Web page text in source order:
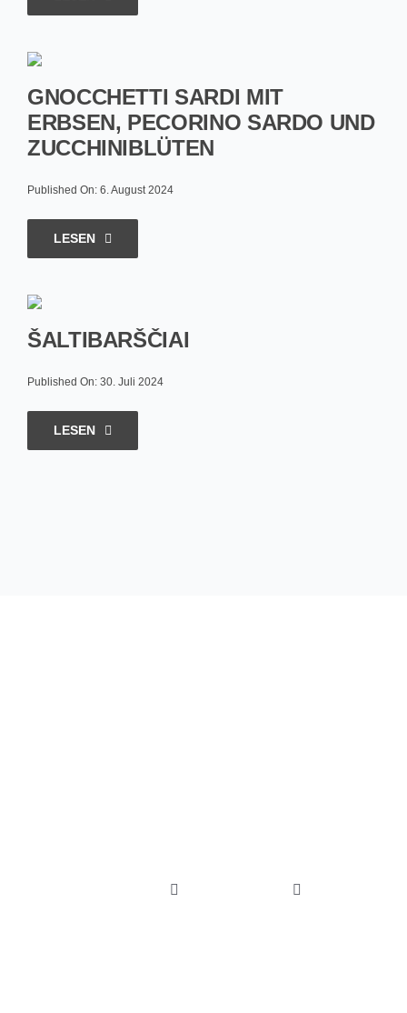
GNOCCHETTI SARDI MIT
ERBSEN, PECORINO SARDO UND
ZUCCHINIBLÜTEN
Published On: 6. August 2024
LESEN
ŠALTIBARŠČIAI
Published On: 30. Juli 2024
LESEN
Toggle
Toggle